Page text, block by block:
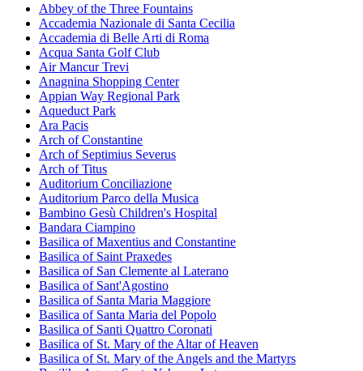
Abbey of the Three Fountains
Accademia Nazionale di Santa Cecilia
Accademia di Belle Arti di Roma
Acqua Santa Golf Club
Air Mancur Trevi
Anagnina Shopping Center
Appian Way Regional Park
Aqueduct Park
Ara Pacis
Arch of Constantine
Arch of Septimius Severus
Arch of Titus
Auditorium Conciliazione
Auditorium Parco della Musica
Bambino Gesù Children's Hospital
Bandara Ciampino
Basilica of Maxentius and Constantine
Basilica of Saint Praxedes
Basilica of San Clemente al Laterano
Basilica of Sant'Agostino
Basilica of Santa Maria Maggiore
Basilica of Santa Maria del Popolo
Basilica of Santi Quattro Coronati
Basilica of St. Mary of the Altar of Heaven
Basilica of St. Mary of the Angels and the Martyrs